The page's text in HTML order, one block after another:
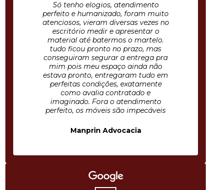
Só tenho elogios, atendimento
perfeito e humanizado, foram muito
atenciosos, vieram diversas vezes no
escritório medir e apresentar o
material até batermos o martelo.
tudo ficou pronto no prazo, mas
conseguiram segurar a entrega pra
mim pois meu espaço ainda não
estava pronto, entregaram tudo em
perfeitas condições, exatamente
como avalia contratado e
imaginado. Fora o atendimento
perfeito, os móveis são impecáveis
Manprin Advocacia